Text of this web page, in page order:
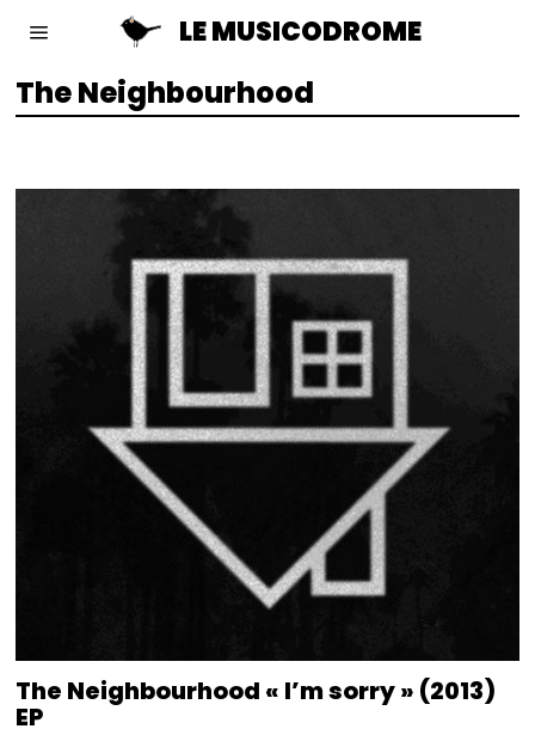
LE MUSICODROME
The Neighbourhood
The Neighbourhood « I’m sorry » (2013)
EP